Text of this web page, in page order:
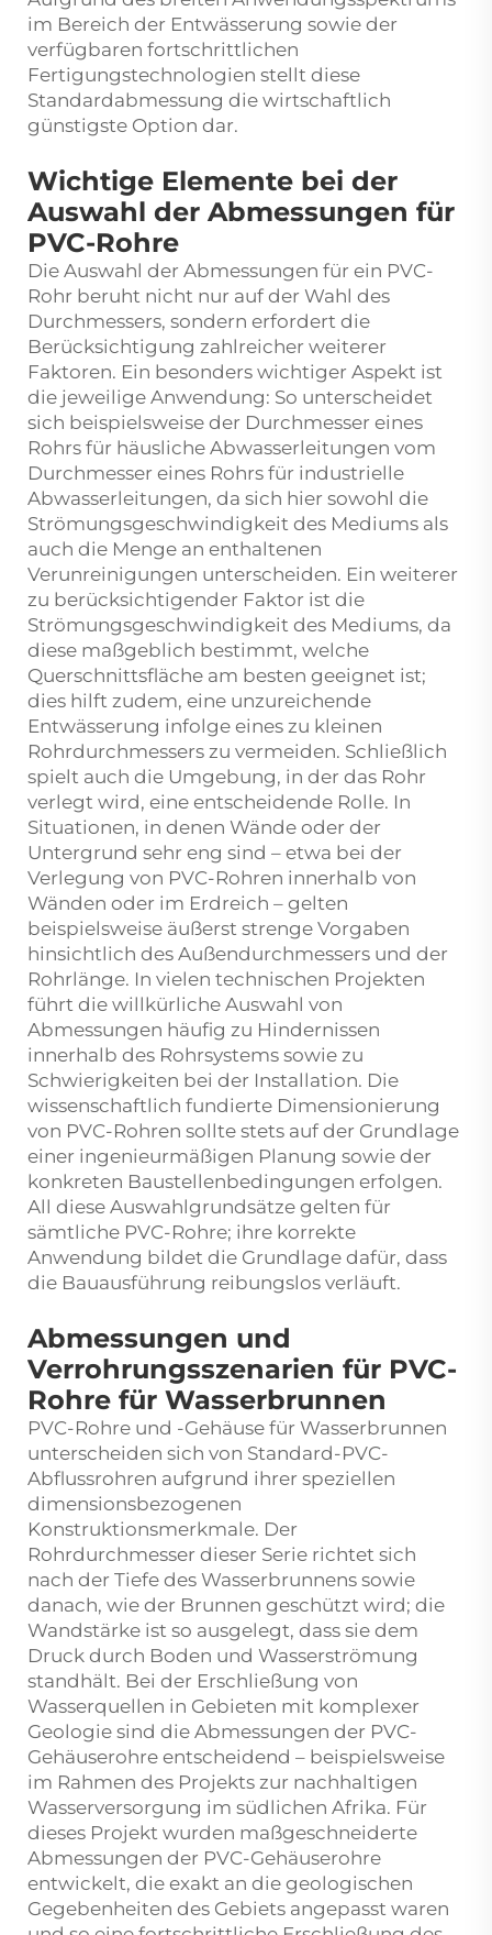
im Bereich der Entwässerung sowie der
verfügbaren fortschrittlichen
Fertigungstechnologien stellt diese
Standardabmessung die wirtschaftlich
günstigste Option dar.
Wichtige Elemente bei der
Auswahl der Abmessungen für
PVC-Rohre
Die Auswahl der Abmessungen für ein PVC-
Rohr beruht nicht nur auf der Wahl des
Durchmessers, sondern erfordert die
Berücksichtigung zahlreicher weiterer
Faktoren. Ein besonders wichtiger Aspekt ist
die jeweilige Anwendung: So unterscheidet
sich beispielsweise der Durchmesser eines
Rohrs für häusliche Abwasserleitungen vom
Durchmesser eines Rohrs für industrielle
Abwasserleitungen, da sich hier sowohl die
Strömungsgeschwindigkeit des Mediums als
auch die Menge an enthaltenen
Verunreinigungen unterscheiden. Ein weiterer
zu berücksichtigender Faktor ist die
Strömungsgeschwindigkeit des Mediums, da
diese maßgeblich bestimmt, welche
Querschnittsfläche am besten geeignet ist;
dies hilft zudem, eine unzureichende
Entwässerung infolge eines zu kleinen
Rohrdurchmessers zu vermeiden. Schließlich
spielt auch die Umgebung, in der das Rohr
verlegt wird, eine entscheidende Rolle. In
Situationen, in denen Wände oder der
Untergrund sehr eng sind – etwa bei der
Verlegung von PVC-Rohren innerhalb von
Wänden oder im Erdreich – gelten
beispielsweise äußerst strenge Vorgaben
hinsichtlich des Außendurchmessers und der
Rohrlänge. In vielen technischen Projekten
führt die willkürliche Auswahl von
Abmessungen häufig zu Hindernissen
innerhalb des Rohrsystems sowie zu
Schwierigkeiten bei der Installation. Die
wissenschaftlich fundierte Dimensionierung
von PVC-Rohren sollte stets auf der Grundlage
einer ingenieurmäßigen Planung sowie der
konkreten Baustellenbedingungen erfolgen.
All diese Auswahlgrundsätze gelten für
sämtliche PVC-Rohre; ihre korrekte
Anwendung bildet die Grundlage dafür, dass
die Bauausführung reibungslos verläuft.
Abmessungen und
Verrohrungsszenarien für PVC-
Rohre für Wasserbrunnen
PVC-Rohre und -Gehäuse für Wasserbrunnen
unterscheiden sich von Standard-PVC-
Abflussrohren aufgrund ihrer speziellen
dimensionsbezogenen
Konstruktionsmerkmale. Der
Rohrdurchmesser dieser Serie richtet sich
nach der Tiefe des Wasserbrunnens sowie
danach, wie der Brunnen geschützt wird; die
Wandstärke ist so ausgelegt, dass sie dem
Druck durch Boden und Wasserströmung
standhält. Bei der Erschließung von
Wasserquellen in Gebieten mit komplexer
Geologie sind die Abmessungen der PVC-
Gehäuserohre entscheidend – beispielsweise
im Rahmen des Projekts zur nachhaltigen
Wasserversorgung im südlichen Afrika. Für
dieses Projekt wurden maßgeschneiderte
Abmessungen der PVC-Gehäuserohre
entwickelt, die exakt an die geologischen
Gegebenheiten des Gebiets angepasst waren